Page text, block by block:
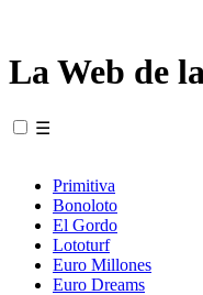
La Web de
☰
Primitiva
Bonoloto
El Gordo
Lototurf
Euro Millones
Euro Dreams